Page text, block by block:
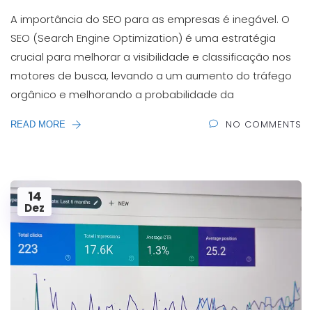
A importância do SEO para as empresas é inegável. O
SEO (Search Engine Optimization) é uma estratégia
crucial para melhorar a visibilidade e classificação nos
motores de busca, levando a um aumento do tráfego
orgânico e melhorando a probabilidade da
READ MORE NO COMMENTS
14
Dez